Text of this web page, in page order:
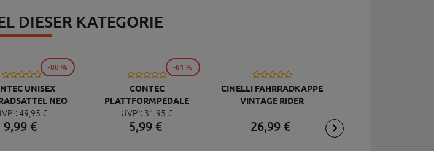
DIESER KATEGORIE
UNISEX
NEO
ZX CUT
49, 95 €
9,99 €
-80 %
CONTEC
PLATTFORMPEDALE
QUICK NEO DELUXE
UVP¹: 31, 95 €
5,99 €
-81 %
CINELLI FAHRRADKAPPE
VINTAGE RIDER
26,99€